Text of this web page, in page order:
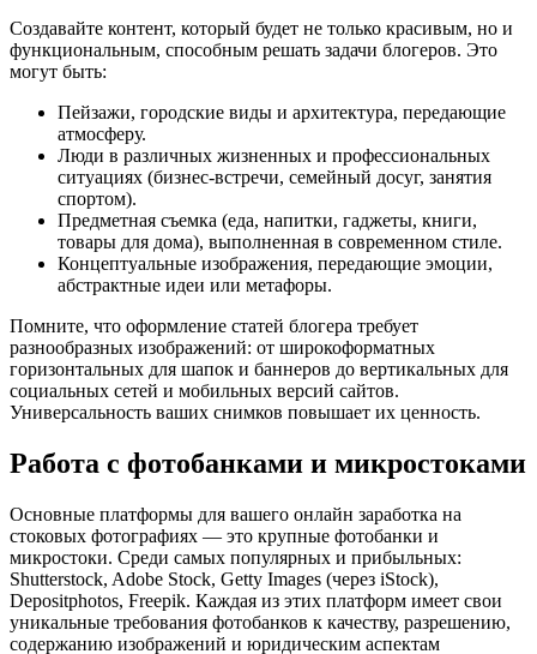
Создавайте контент, который будет не только красивым, но и
функциональным, способным решать задачи блогеров. Это
могут быть:
Пейзажи, городские виды и архитектура, передающие
атмосферу.
Люди в различных жизненных и профессиональных
ситуациях (бизнес-встречи, семейный досуг, занятия
спортом).
Предметная съемка (еда, напитки, гаджеты, книги,
товары для дома), выполненная в современном стиле.
Концептуальные изображения, передающие эмоции,
абстрактные идеи или метафоры.
Помните, что оформление статей блогера требует
разнообразных изображений: от широкоформатных
горизонтальных для шапок и баннеров до вертикальных для
социальных сетей и мобильных версий сайтов.
Универсальность ваших снимков повышает их ценность.
Работа с фотобанками и микростоками
Основные платформы для вашего онлайн заработка на
стоковых фотографиях — это крупные фотобанки и
микростоки. Среди самых популярных и прибыльных:
Shutterstock, Adobe Stock, Getty Images (через iStock),
Depositphotos, Freepik. Каждая из этих платформ имеет свои
уникальные требования фотобанков к качеству, разрешению,
содержанию изображений и юридическим аспектам